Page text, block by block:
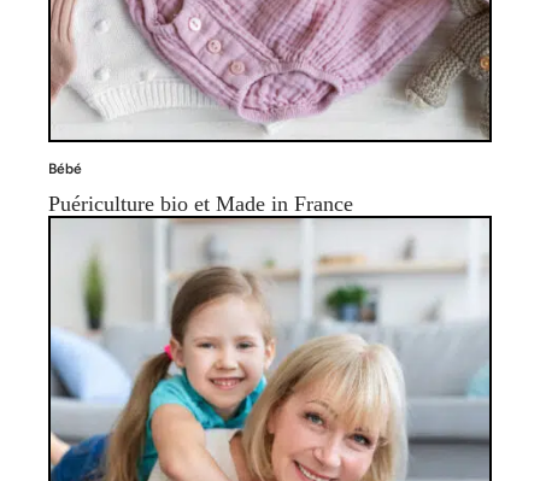
Bébé
Puériculture bio et Made in France